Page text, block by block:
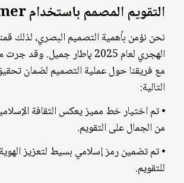
التقويم المصمم باستخدام Framer
نحن نؤمن بأهمية التصميم البصري، لذلك
الهجري لعام 2025 بإطار جميل.
مع فريقنا حول عملية التصميم لضمان
التالية:
⦁ تم اختيار خط مميز يعكس الثقافة
من الجمال على التقويم.
⦁ تم تضمين رمز إسلامي بسيط لتعزيز
للتقويم.